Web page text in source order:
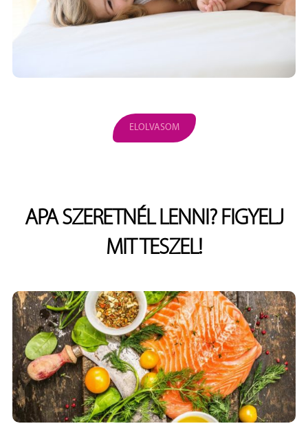
ELOLVASOM
APA SZERETNÉL LENNI? FIGYELJ
MIT TESZEL!